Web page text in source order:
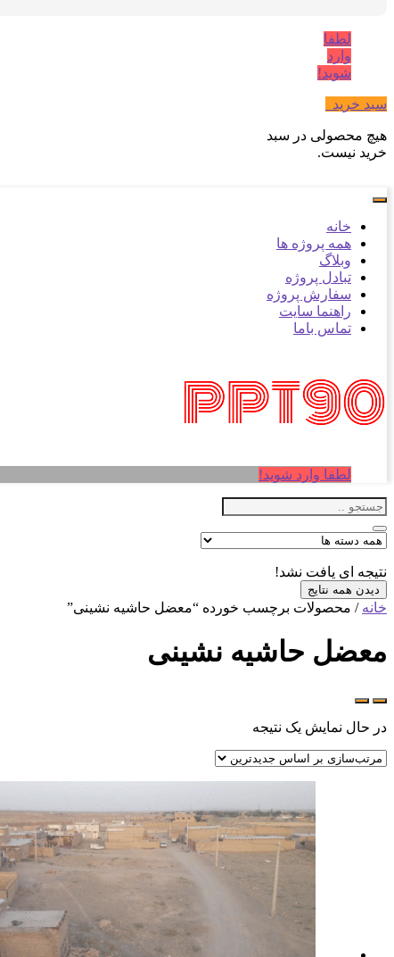
لطفا
وارد
شوید!
سبد خرید
هیچ محصولی در سبد
خرید نیست.
خانه
همه پروژه ها
وبلاگ
تبادل پروژه
سفارش پروژه
راهنما سایت
تماس باما
لطفا وارد شوید!
نتیجه ای یافت نشد!
دیدن همه نتایج
خانه / محصولات برچسب خورده “معضل حاشیه نشینی”
معضل حاشیه نشینی
در حال نمایش یک نتیجه